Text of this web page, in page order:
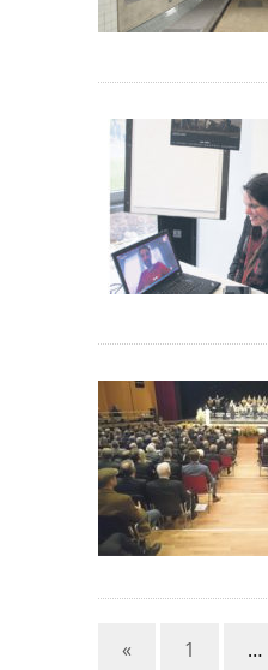
« 1 …